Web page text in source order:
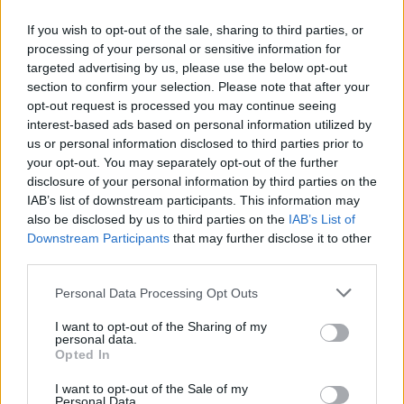
If you wish to opt-out of the sale, sharing to third parties, or
processing of your personal or sensitive information for
targeted advertising by us, please use the below opt-out
section to confirm your selection. Please note that after your
opt-out request is processed you may continue seeing
interest-based ads based on personal information utilized by
us or personal information disclosed to third parties prior to
your opt-out. You may separately opt-out of the further
disclosure of your personal information by third parties on the
IAB’s list of downstream participants. This information may
also be disclosed by us to third parties on the IAB’s List of
Downstream Participants that may further disclose it to other
Personal Data Processing Opt Outs
I want to opt-out of the Sharing of my
personal data.
Opted In
I want to opt-out of the Sale of my
AUDIENCIAS ESTRENOS STREAMING
GENTE TV CONCURSOS REALITIES
Ver perfil
@teletextopuntocom Ver perfil
🏆🎬🎾MEJORES Series de DEPORTES